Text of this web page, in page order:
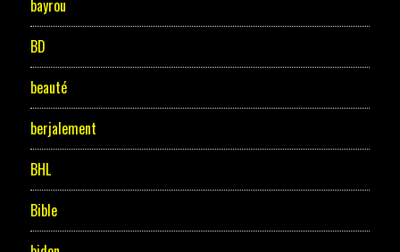
bayrou
BD
beauté
berjalement
BHL
Bible